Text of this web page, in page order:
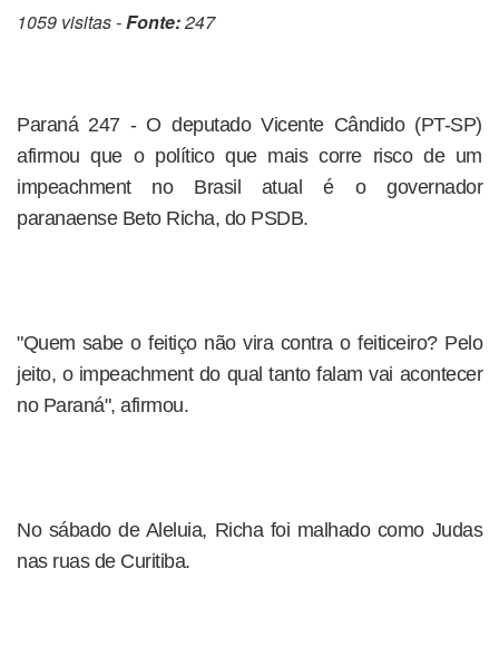
1059 visitas -Fonte:247
Paraná 247 - O deputado Vicente Cândido (PT-SP)
afirmou que o político que mais corre risco de um
impeachment no Brasil atual é o governador
paranaense Beto Richa, do PSDB.
"Quem sabe o feitiço não vira contra o feiticeiro? Pelo
jeito, o impeachment do qual tanto falam vai acontecer
no Paraná", afirmou.
No sábado de Aleluia, Richa foi malhado como Judas
nas ruas de Curitiba.